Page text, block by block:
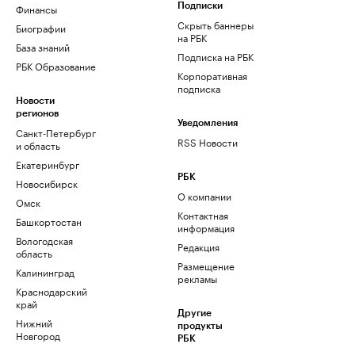
Финансы
Биографии
База знаний
РБК Образование
Новости
регионов
Санкт-Петербург
и область
Екатеринбург
Новосибирск
Омск
Башкортостан
Вологодская
область
Калининград
Краснодарский
край
Нижний
Новгород
Подписки
Скрыть баннеры
на РБК
Подписка на РБК
Корпоративная
подписка
Уведомления
RSS Новости
РБК
О компании
Контактная
информация
Редакция
Размещение
рекламы
Другие
продукты
РБК